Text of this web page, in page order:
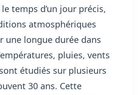
temps d’un jour précis,
atmosphériques
une longue durée dans
pluies, vents
étudiés sur plusieurs
30 ans. Cette